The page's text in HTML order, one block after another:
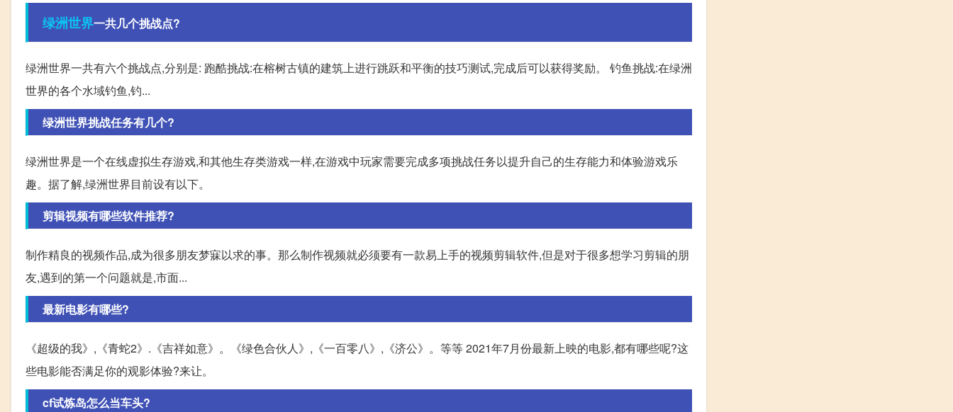
绿洲世界一共几个挑战点?
绿洲世界一共有六个挑战点,分别是: 跑酷挑战:在榕树古镇的建筑上进行跳跃和平衡的技巧测试,完成后可以获得奖励。 钓鱼挑战:在绿洲
世界的各个水域钓鱼,钓...
绿洲世界挑战任务有几个?
绿洲世界是一个在线虚拟生存游戏,和其他生存类游戏一样,在游戏中玩家需要完成多项挑战任务以提升自己的生存能力和体验游戏乐
趣。据了解,绿洲世界目前设有以下。
剪辑视频有哪些软件推荐?
制作精良的视频作品,成为很多朋友梦寐以求的事。那么制作视频就必须要有一款易上手的视频剪辑软件,但是对于很多想学习剪辑的朋
友,遇到的第一个问题就是,市面...
最新电影有哪些?
《超级的我》,《青蛇2》.《吉祥如意》。《绿色合伙人》,《一百零八》,《济公》。等等 2021年7月份最新上映的电影,都有哪些呢?这
些电影能否满足你的观影体验?来让。
cf试炼岛怎么当车头?